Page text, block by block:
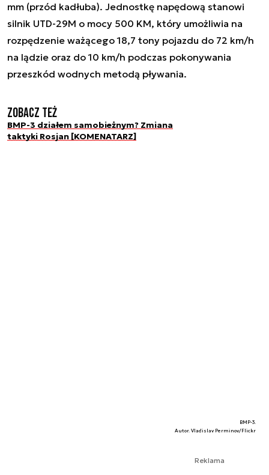
mm (przód kadłuba). Jednostkę napędową stanowi
silnik UTD-29M o mocy 500 KM, który umożliwia na
rozpędzenie ważącego 18,7 tony pojazdu do 72 km/h
na lądzie oraz do 10 km/h podczas pokonywania
przeszkód wodnych metodą pływania.
Zobacz też
BMP-3 działem samobieżnym? Zmiana
taktyki Rosjan [KOMENATARZ]
BMP-3.
Autor. Vladislav Perminov/Flickr
Reklama